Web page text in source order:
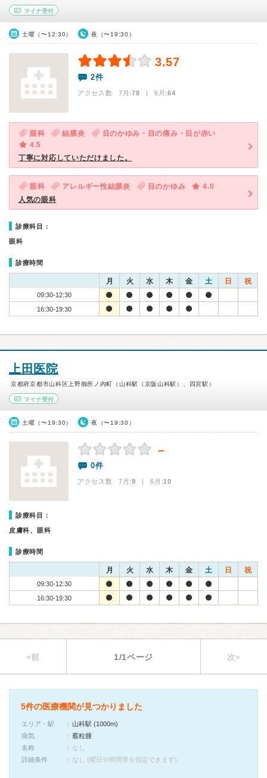
マイナ受付
土曜（〜12:30） 夜（〜19:30）
3.57
2件
アクセス数 7月:78 | 6月:64
眼科 結膜炎
目のかゆみ・目の痛み・目が赤い
4.5
丁寧に対応していただけました。
眼科 アレルギー性結膜炎 目のかゆみ
4.0
人気の眼科
診療科目：
眼科
診療時間
月 火 水 木 金 土 日 祝
09:30-12:30
16:30-19:30
上田医院
京都府京都市山科区上野御所ノ内町（山科駅（京阪山科駅）、四宮駅）
マイナ受付
土曜（〜19:30） 夜（〜19:30）
－
0件
アクセス数 7月:9 | 6月:10
診療科目：
皮膚科、眼科
診療時間
月 火 水 木 金 土 日 祝
09:30-12:30
16:30-19:30
«前 1/1ページ 次»
5件の医療機関が見つかりました
エリア・駅
山科駅 (1000m)
病気
霰粒腫
名称
なし
詳細条件
なし (曜日や時間帯を指定できます)